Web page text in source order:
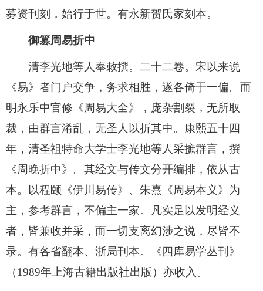
募资刊刻，始行于世。有永新贺氏家刻本。
御篡周易折中
清李光地等人奉敕撰。二十二卷。宋以来说
《易》者门户交争，务求相胜，遂各倚于一偏。而
明永乐中官修《周易大全》，庞杂割裂，无所取
裁，由群言淆乱，无圣人以折其中。康熙五十四
年，清圣祖特命大学士李光地等人采摭群言，撰
《周晚折中》。其经文与传文分开编排，依从古
本。以程颐《伊川易传》、朱熹《周易本义》为
主，参考群言，不偏主一家。凡实足以发明经义
者，皆兼收并采，而一切支离幻涉之说，尽皆不
录。有各省翻本、浙局刊本。《四库易学丛刊》
（1989年上海古籍出版社出版）亦收入。